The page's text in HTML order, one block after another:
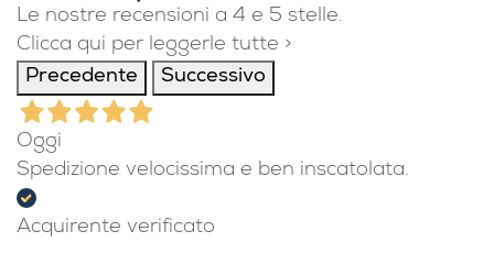
Le nostre recensioni a 4 e 5 stelle.
Clicca qui per leggerle tutte >
Precedente
Successivo
Oggi
Spedizione velocissima e ben inscatolata.
Acquirente verificato